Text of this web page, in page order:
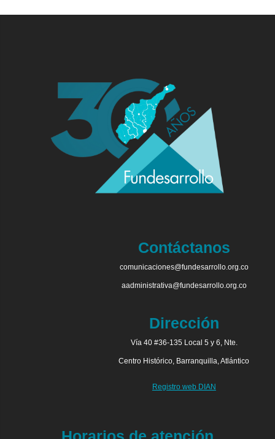
Contáctanos
comunicaciones@fundesarrollo.org.co
aadministrativa@fundesarrollo.org.co
Dirección
Vía 40 #36-135 Local 5 y 6, Nte.
Centro Histórico, Barranquilla, Atlántico
Registro web DIAN